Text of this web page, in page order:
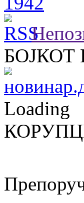
БОЈКОТ
Loading